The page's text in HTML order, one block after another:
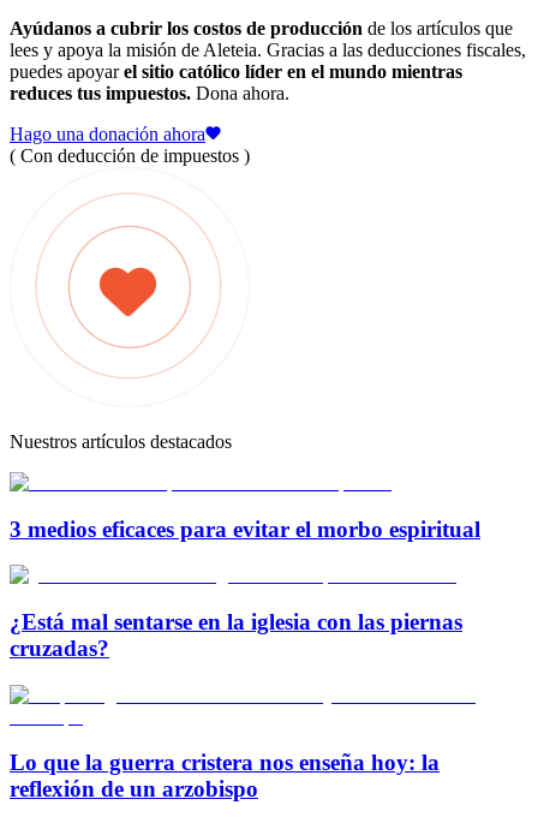
Ayúdanos a cubrir los costos de producción de los artículos que
lees y apoya la misión de Aleteia. Gracias a las deducciones fiscales,
puedes apoyarel sitio católico líder en el mundo mientras
reduces tus impuestos. Dona ahora.
Hago una donación ahora
( Con deducción de impuestos )
Nuestros artículos destacados
3 medios eficaces para evitar el morbo espiritual
¿Está mal sentarse en la iglesia con las piernas
cruzadas?
Lo que la guerra cristera nos enseña hoy: la
reflexión de un arzobispo